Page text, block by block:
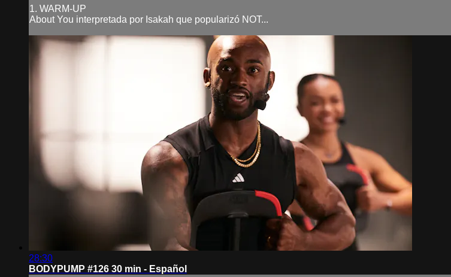
1. WARM-UP
About You interpretada por Isakah que popularizó NOT...
28:30
BODYPUMP #126 30 min - Español